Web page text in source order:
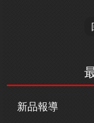
新品報導